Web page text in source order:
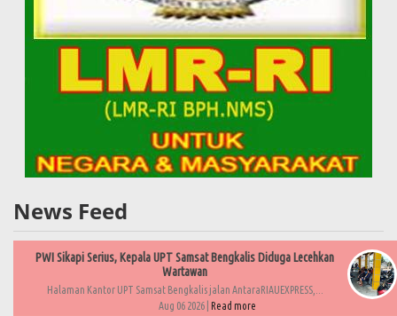
News Feed
PWI Sikapi Serius, Kepala UPT Samsat Bengkalis Diduga Lecehkan
Wartawan
Halaman Kantor UPT Samsat Bengkalis jalan AntaraRIAUEXPRESS,...
Aug 06 2026 | Read more